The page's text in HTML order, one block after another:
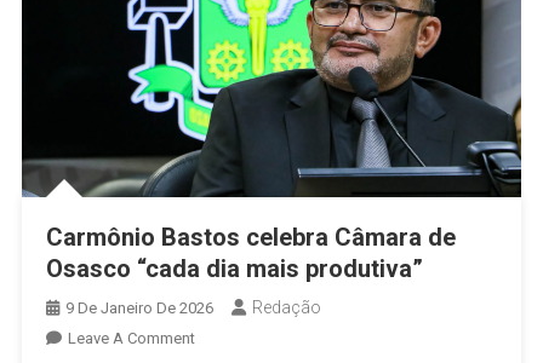
Carmônio Bastos celebra Câmara de
Osasco “cada dia mais produtiva”
9 De Janeiro De 2026 Redação
Leave A CommentOn